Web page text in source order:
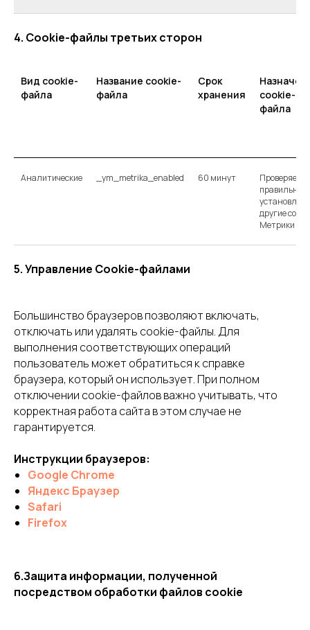
4. Cookie-файлы третьих сторон
Вид cookie-
файла
Название cookie-
файла
Срок
хранения
cookie-
файла
Аналитические _ym_metrika_enabled 60 минут
Проверяет,
правильно
другие
Метрики
5. Управление Cookie-файлами
Большинство браузеров позволяют включать,
отключать или удалять cookie-файлы. Для
выполнения соответствующих операций
пользователь может обратиться к справке
браузера, который он использует. При полном
отключении cookie-файлов важно учитывать, что
корректная работа сайта в этом случае не
гарантируется.
Инструкции браузеров:
Google Chrome
Яндекс Браузер
Safari
Firefox
6.Защита информации, полученной
посредством обработки файлов cookie